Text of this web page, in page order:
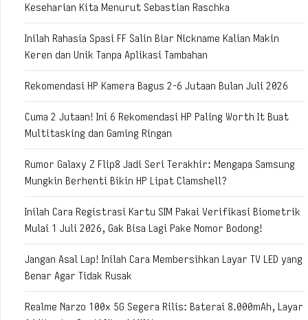
Keseharian Kita Menurut Sebastian Raschka
Inilah Rahasia Spasi FF Salin Biar Nickname Kalian Makin
Keren dan Unik Tanpa Aplikasi Tambahan
Rekomendasi HP Kamera Bagus 2-6 Jutaan Bulan Juli 2026
Cuma 2 Jutaan! Ini 6 Rekomendasi HP Paling Worth It Buat
Multitasking dan Gaming Ringan
Rumor Galaxy Z Flip8 Jadi Seri Terakhir: Mengapa Samsung
Mungkin Berhenti Bikin HP Lipat Clamshell?
Inilah Cara Registrasi Kartu SIM Pakai Verifikasi Biometrik
Mulai 1 Juli 2026, Gak Bisa Lagi Pake Nomor Bodong!
Jangan Asal Lap! Inilah Cara Membersihkan Layar TV LED yang
Benar Agar Tidak Rusak
Realme Narzo 100x 5G Segera Rilis: Baterai 8.000mAh, Layar